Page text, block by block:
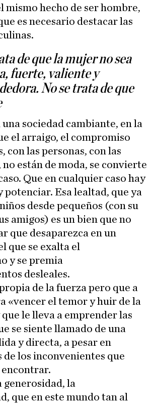
mismo hecho de ser hombre,
es necesario destacar las
de que la mujer no sea
fuerte, valiente y
No se trata de que
sociedad cambiante, en la
el arraigo, el compromiso
con las personas, con las
están de moda, se convierte
Que en cualquier caso hay
potenciar. Esa lealtad, que ya
desde pequeños (con su
amigos) es un bien que no
que desaparezca en un
que se exalta el
y se premia
desleales.
de la fuerza pero que a
«vencer el temor y huir de la
le lleva a emprender las
se siente llamado de una
y directa, a pesar en
de los inconvenientes que
encontrar.
generosidad, la
que en este mundo tan al